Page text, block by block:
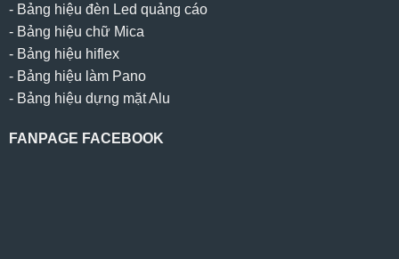
- Bảng hiệu đèn Led quảng cáo
- Bảng hiệu chữ Mica
- Bảng hiệu hiflex
- Bảng hiệu làm Pano
- Bảng hiệu dựng mặt Alu
FANPAGE FACEBOOK